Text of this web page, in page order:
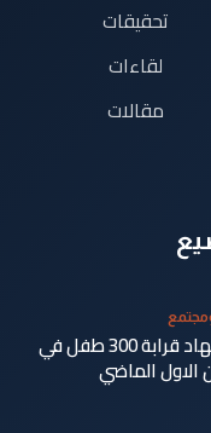
تحقيقات
لقاءات
مقالات
اليونيسف توثق استشهاد قرابة 300 طفل في
الاول الماضي